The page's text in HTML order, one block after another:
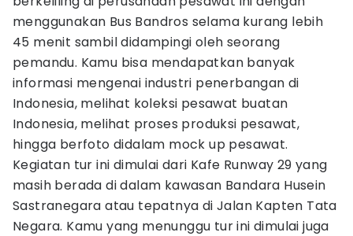
menggunakan Bus Bandros selama kurang lebih
45 menit sambil didampingi oleh seorang
pemandu. Kamu bisa mendapatkan banyak
informasi mengenai industri penerbangan di
Indonesia, melihat koleksi pesawat buatan
Indonesia, melihat proses produksi pesawat,
hingga berfoto didalam mock up pesawat.
Kegiatan tur ini dimulai dari Kafe Runway 29 yang
masih berada di dalam kawasan Bandara Husein
Sastranegara atau tepatnya di Jalan Kapten Tata
Negara. Kamu yang menunggu tur ini dimulai juga